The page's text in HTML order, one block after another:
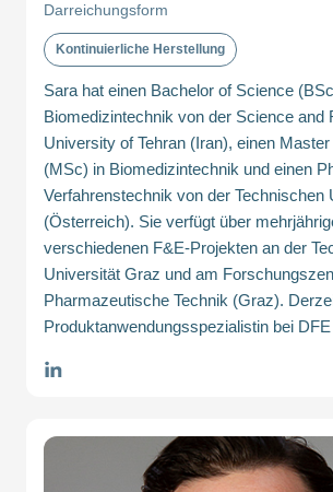
Darreichungsform
Kontinuierliche Herstellung
Sara hat einen Bachelor of Science
Biomedizintechnik von der Science and
University of Tehran (Iran), einen
(MSc) in Biomedizintechnik und einen
Verfahrenstechnik von der Technischen
(Österreich). Sie verfügt über
verschiedenen F&E-Projekten an der
Universität Graz und am
Pharmazeutische Technik (Graz).
Produktanwendungsspezialistin bei